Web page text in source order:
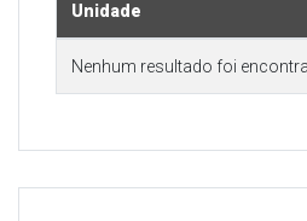
Unidade
Nenhum resultado foi